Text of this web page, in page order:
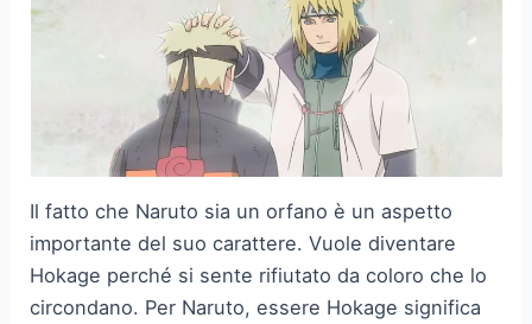
Il fatto che Naruto sia un orfano è un aspetto
importante del suo carattere. Vuole diventare
Hokage perché si sente rifiutato da coloro che lo
circondano. Per Naruto, essere Hokage significa